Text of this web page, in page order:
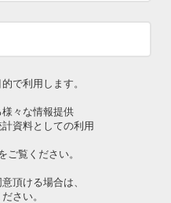
で利用します。
様々な情報提供
計資料としての利用
ご覧ください。
頂ける場合は、
さい。